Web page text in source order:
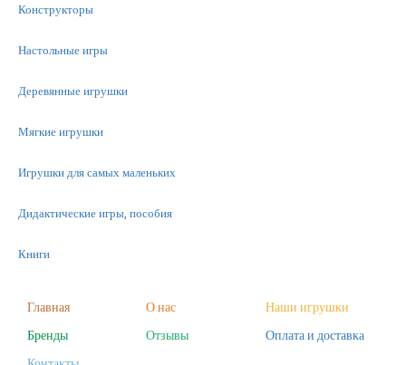
Конструкторы
Настольные игры
Деревянные игрушки
Мягкие игрушки
Игрушки для самых маленьких
Дидактические игры, пособия
Книги
Фигурки
Главная О нас
Наши игрушки
Бренды
Отзывы
Оплата и доставка